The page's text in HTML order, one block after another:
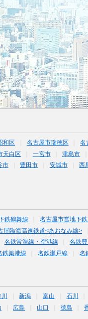
和区 名古屋市瑞穂区
名
天白区 一宮市 津島市
市 豊田市 安城市 西
鉄鶴舞線
名古屋市営地下
屋臨海高速鉄道<あおなみ線>
名鉄常滑線・空港線 名鉄
鉄築港線 名鉄瀬戸線 名
新潟 富山 石川
広島 山口 徳島